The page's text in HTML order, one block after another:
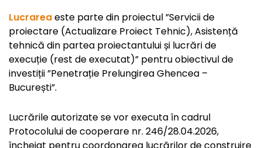
Lucrareaeste parte din proiectul ”Servicii de
proiectare (Actualizare Proiect Tehnic), Asistență
tehnică din partea proiectantului și lucrări de
execuție (rest de executat)” pentru obiectivul de
investiții ”Penetrație Prelungirea Ghencea –
București”.
Lucrările autorizate se vor executa în cadrul
Protocolului de cooperare nr. 246/28.04.2026,